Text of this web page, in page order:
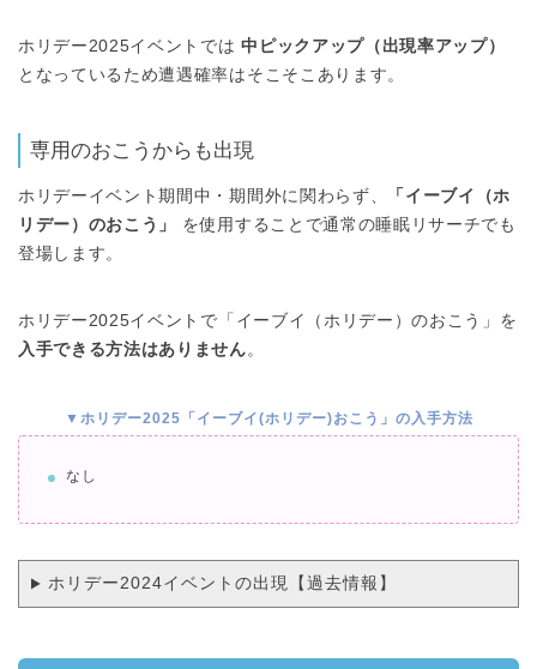
ホリデー2025イベントでは中ピックアップ（出現率アップ）
となっているため遭遇確率はそこそこあります。
専用のおこうからも出現
ホリデーイベント期間中・期間外に関わらず、
「イーブイ（ホ
リデー）のおこう」
を使用することで通常の睡眠リサーチでも
登場します。
ホリデー2025イベントで「イーブイ（ホリデー）のおこう」を
入手できる方法はありません。
▼ホリデー2025「イーブイ(ホリデー)おこう」の入手方法
なし
ホリデー2024イベントの出現【過去情報】